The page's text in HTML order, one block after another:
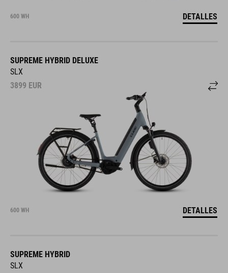
600 WH DETALLES
SUPREME HYBRID DELUXE
SLX
3899 EUR
600 WH DETALLES
SUPREME HYBRID
SLX